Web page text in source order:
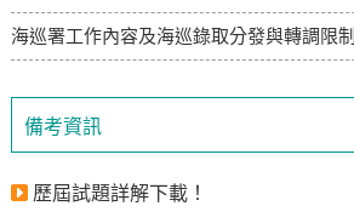
備考資訊
歷屆試題詳解下載！
海巡署工作內容及海巡錄取分發與轉調限制